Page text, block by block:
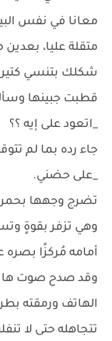
معانا في نفس
متقلة عليا،
شكلك بتنسي كتير
قطبت جبينها
_اتعود على إيه ؟؟
جاء رده بما لم
_على حضني.
تضرج وجهها
وهي تزفر بقوةٍ
أمامه مُركزًا بصره
وقد صدح صوت
الهاتف ورمقته
تتجاهله حتى لا